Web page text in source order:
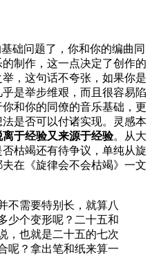
础问题了，你和你的编曲同
制作，这一点决定了创作的
，这句话不夸张，如果你是
是举步维艰，而且很容易陷
和你的同僚的音乐基础，更
是否可以付诸实现。灵感本
离于经验又来源于经验。从大
枯竭还有待争议，单纯从旋
在《旋律会不会枯竭》一文
不需要特别长，就算八
少个变形呢？二十五和
，也就是二十五的七次
呢？拿出笔和纸来算一